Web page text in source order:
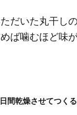
だいた​丸干し
ば​噛むほど​味が​
間乾燥させてつく